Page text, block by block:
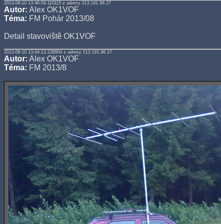
2013-08-10 13:46:59.110115 z adresy 213.191.98.27
Autor: Alex OK1VOF
Téma: FM Pohár 2013/08
Detail stavoviště OK1VOF
2013-08-10 13:44:13.228904 z adresy 213.191.98.27
Autor: Alex OK1VOF
Téma: FM 2013/8